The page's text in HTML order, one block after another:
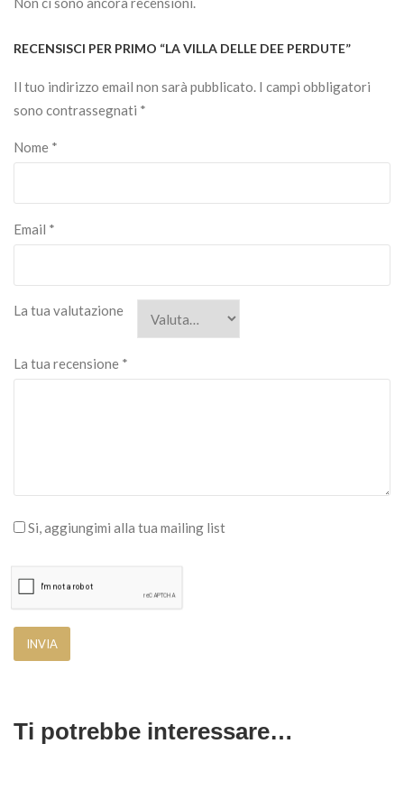
RECENSISCI PER PRIMO “LA VILLA DELLE DEE PERDUTE”
Il tuo indirizzo email non sarà pubblicato. I campi obbligatori
sono contrassegnati *
Nome *
Email *
La tua valutazione
La tua recensione *
Si, aggiungimi alla tua mailing list
Ti potrebbe interessare…